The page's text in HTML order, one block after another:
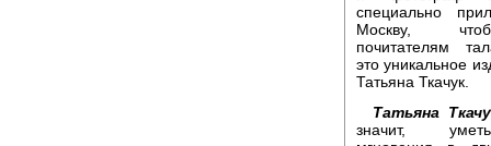
специально
Москву,
почитателям
это уникальное
Татьяна Ткачук.
Татьяна
значит,